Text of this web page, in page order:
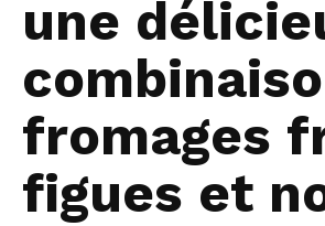
une
fromages
figues et